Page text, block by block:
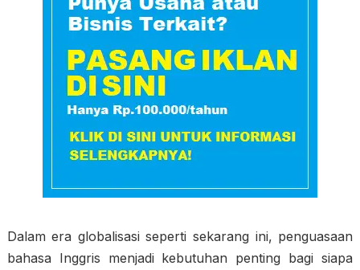
Dalam era globalisasi seperti sekarang ini, penguasaan
bahasa Inggris menjadi kebutuhan penting bagi siapa